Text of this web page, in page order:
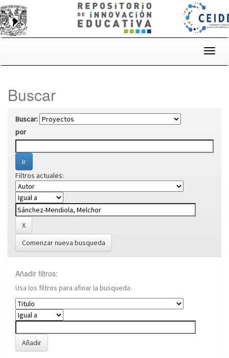
Buscar
Buscar:
por
Filtros actuales:
Comenzar nueva busqueda
Añadir filtros:
Usa los filtros para afinar la busqueda.